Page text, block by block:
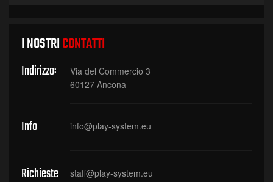
I NOSTRICONTATTI
Indirizzo:
Via del Commercio 3
60127 Ancona
Info info@play-system.eu
Richieste staff@play-system.eu